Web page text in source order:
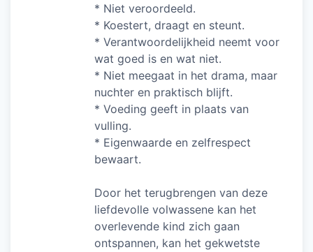
* Niet veroordeeld.
* Koestert, draagt en steunt.
* Verantwoordelijkheid neemt voor
wat goed is en wat niet.
* Niet meegaat in het drama, maar
nuchter en praktisch blijft.
* Voeding geeft in plaats van
vulling.
* Eigenwaarde en zelfrespect
bewaart.
Door het terugbrengen van deze
liefdevolle volwassene kan het
overlevende kind zich gaan
ontspannen, kan het gekwetste